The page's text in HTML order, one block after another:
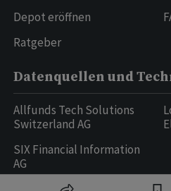
Depot eröffnen
Ratgeber
Datenquellen und
Allfunds Tech Solutions
Switzerland AG
SIX Financial Information
AG